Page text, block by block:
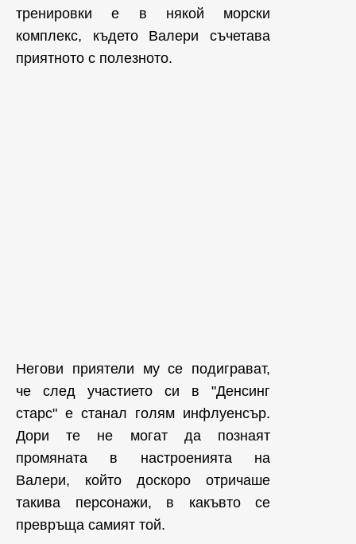
тренировки е в някой морски
комплекс, където Валери съчетава
приятното с полезното.
Негови приятели му се подиграват,
че след участието си в "Денсинг
старс" е станал голям инфлуенсър.
Дори те не могат да познаят
промяната в настроенията на
Валери, който доскоро отричаше
такива персонажи, в какъвто се
превръща самият той.